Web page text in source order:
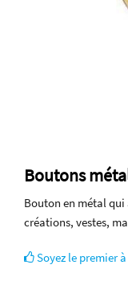
Boutons
Bouton en métal
créations, vestes,
Soyez le premier